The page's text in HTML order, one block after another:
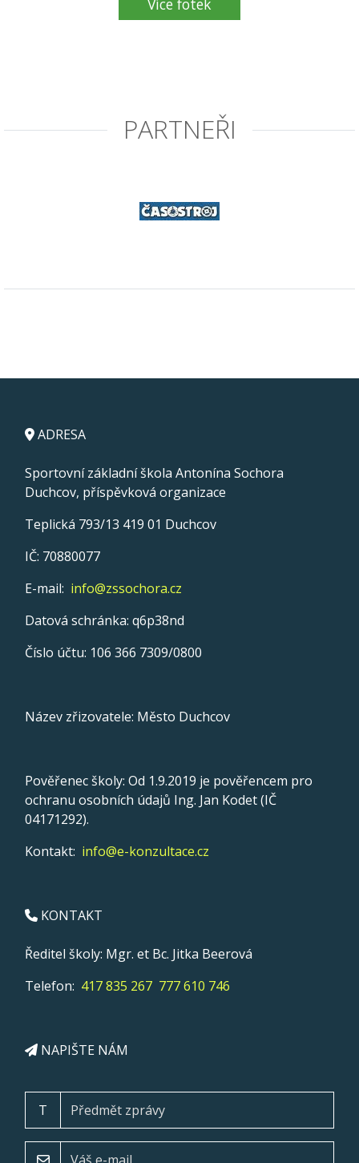
Více fotek
PARTNEŘI
ADRESA
Sportovní základní škola Antonína Sochora
Duchcov, příspěvková organizace
Teplická 793/13 419 01 Duchcov
IČ: 70880077
E-mail: info@zssochora.cz
Datová schránka: q6p38nd
Číslo účtu: 106 366 7309/0800
Název zřizovatele: Město Duchcov
Pověřenec školy: Od 1.9.2019 je pověřencem pro
ochranu osobních údajů Ing. Jan Kodet (IČ
04171292).
Kontakt: info@e-konzultace.cz
KONTAKT
Ředitel školy: Mgr. et Bc. Jitka Beerová
Telefon: 417 835 267 777 610 746
NAPIŠTE NÁM
T